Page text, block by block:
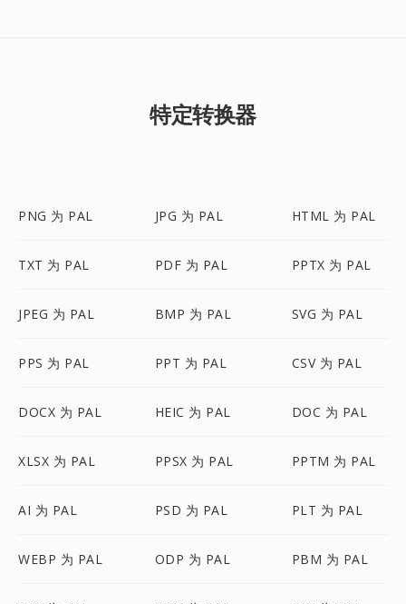
特定转换器
PNG 为 PAL JPG 为 PAL HTML 为 PAL
TXT 为 PAL PDF 为 PAL PPTX 为 PAL
JPEG 为 PAL BMP 为 PAL SVG 为 PAL
PPS 为 PAL PPT 为 PAL CSV 为 PAL
DOCX 为 PAL HEIC 为 PAL DOC 为 PAL
XLSX 为 PAL PPSX 为 PAL PPTM 为 PAL
AI 为 PAL PSD 为 PAL PLT 为 PAL
WEBP 为 PAL ODP 为 PAL PBM 为 PAL